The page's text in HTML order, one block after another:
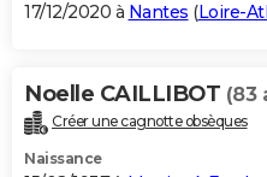
17/12/2020 à Nantes (Loire-
Noelle CAILLIBOT (83
Créer une cagnotte obsèques
Naissance